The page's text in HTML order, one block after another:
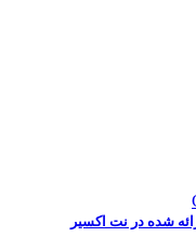
شده در نت اکسیر